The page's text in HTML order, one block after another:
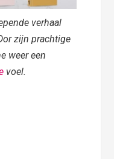
verhaal
zijn prachtige
weer een
voel.